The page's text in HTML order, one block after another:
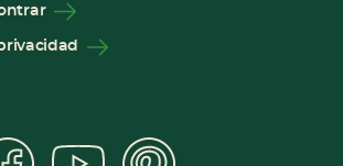
Facebook
YouTube